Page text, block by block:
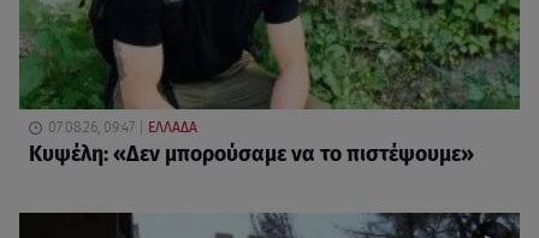
07.08.26, 09:47 ΕΛΛΑΔΑ
Κυψέλη: «Δεν μπορούσαμε να το πιστέψουμε»